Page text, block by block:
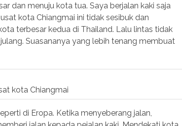
dan menuju kota tua. Saya berjalan kaki saja
kota Chiangmai ini tidak sesibuk dan
terbesar kedua di Thailand. Lalu lintas tidak
Suasananya yang lebih tenang membuat
kota Chiangmai
di Eropa. Ketika menyeberang jalan,